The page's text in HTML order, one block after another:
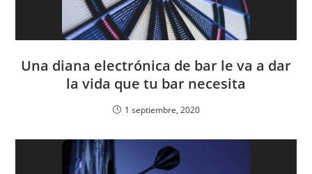
Una diana electrónica de bar le va a dar
la vida que tu bar necesita
1 septiembre, 2020